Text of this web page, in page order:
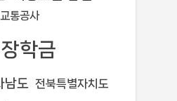
통공사
장학금
남도 전북특별자치도